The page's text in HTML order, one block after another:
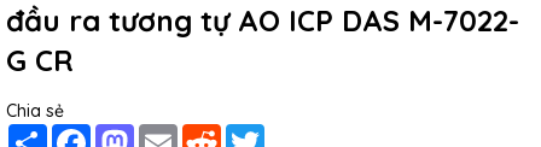
đầu ra tương tự AO ICP DAS M-7022-
G CR
Chia sẻ
Share FacebookMastodon
Email Reddit